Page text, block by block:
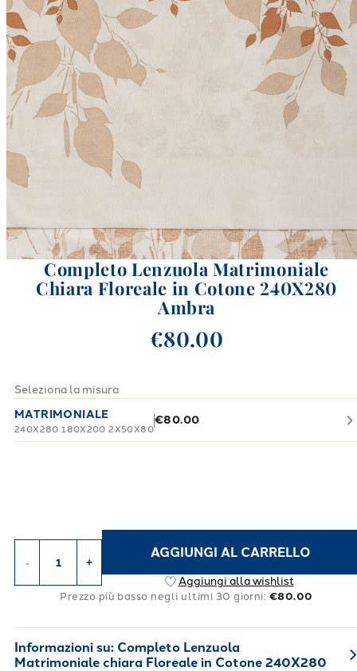
Completo Lenzuola Matrimoniale
Chiara Floreale in Cotone 240X280
Ambra
€80.00
Seleziona la misura
MATRIMONIALE
240X280 180X200 2X50X80
€80.00
- +
AGGIUNGI AL CARRELLO
Aggiungi alla wishlist
Prezzo più basso negli ultimi 30 giorni: €80.00
Informazioni su: Completo Lenzuola
Matrimoniale chiara Floreale in Cotone 240X280